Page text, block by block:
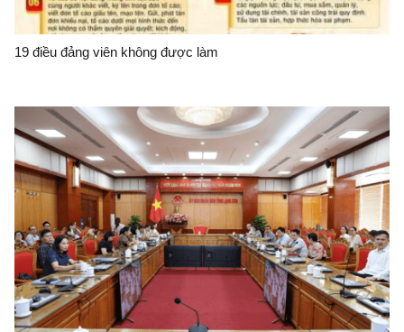
19 điều đảng viên không được làm